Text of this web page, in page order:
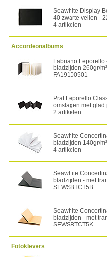
Seawhite Display
40 zwarte vellen -
4 artikelen
Accordeonalbums
Fabriano Leporello
bladzijden 260gr/
FA19100501
Prat Leporello
omslagen met glad
2 artikelen
Seawhite
bladzijden 140gr/
4 artikelen
Seawhite
bladzijden - met
SEWSBTCT5B
Seawhite
bladzijden - met
SEWSBTCT5K
Fotoklevers